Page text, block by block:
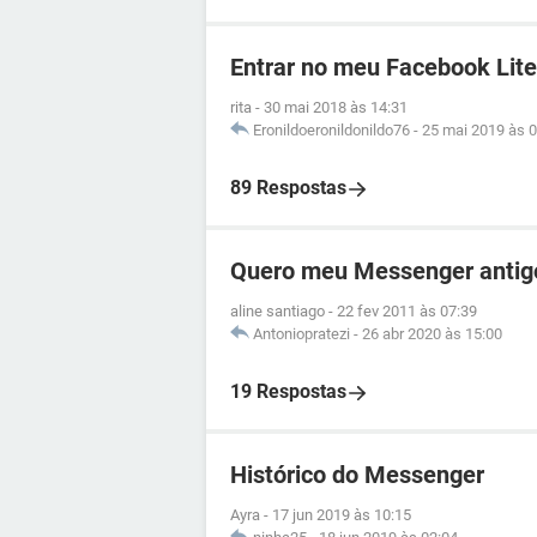
Entrar no meu Facebook Lite
rita - 30 mai 2018 às 14:31
Eronildoeronildonildo76 - 25 mai 2019 às
89 Respostas
Quero meu Messenger
aline santiago - 22 fev 2011 às 07:39
Antoniopratezi - 26 abr 2020 às 15:00
19 Respostas
Histórico do Messenger
Ayra - 17 jun 2019 às 10:15